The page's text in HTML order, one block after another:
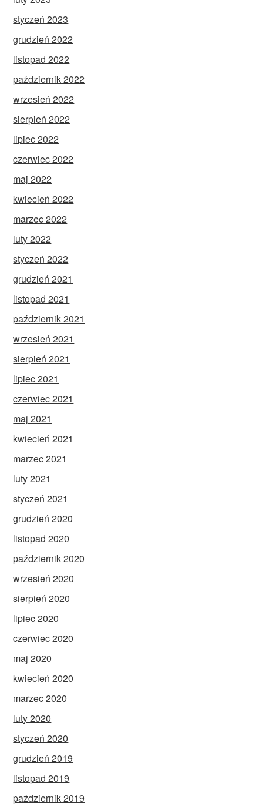
styczeń 2023
grudzień 2022
listopad 2022
październik 2022
wrzesień 2022
sierpień 2022
lipiec 2022
czerwiec 2022
maj 2022
kwiecień 2022
marzec 2022
luty 2022
styczeń 2022
grudzień 2021
listopad 2021
październik 2021
wrzesień 2021
sierpień 2021
lipiec 2021
czerwiec 2021
maj 2021
kwiecień 2021
marzec 2021
luty 2021
styczeń 2021
grudzień 2020
listopad 2020
październik 2020
wrzesień 2020
sierpień 2020
lipiec 2020
czerwiec 2020
maj 2020
kwiecień 2020
marzec 2020
luty 2020
styczeń 2020
grudzień 2019
listopad 2019
październik 2019